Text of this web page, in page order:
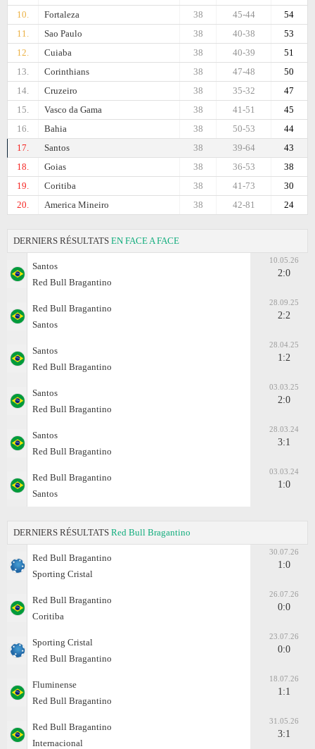
10.
Fortaleza 54
45-44
38
11.
Sao Paulo 53
40-38
38
12.
Cuiaba 51
40-39
38
13.
Corinthians 50
47-48
38
14.
Cruzeiro 47
35-32
38
15.
Vasco da Gama 45
41-51
38
16.
Bahia 44
50-53
38
17.
Santos 43
39-64
38
18.
Goias 38
36-53
38
19.
Coritiba 30
41-73
38
20.
Amеrica Mineiro 24
42-81
38
DERNIERS RÉSULTATS EN FACE A FACE
Santos
Red Bull Bragantino
10.05.26
2:0
Red Bull Bragantino
Santos
28.09.25
2:2
Santos
Red Bull Bragantino
28.04.25
1:2
Santos
Red Bull Bragantino
03.03.25
2:0
Santos
Red Bull Bragantino
28.03.24
3:1
Red Bull Bragantino
Santos
03.03.24
1:0
DERNIERS RÉSULTATS Red Bull Bragantino
Red Bull Bragantino
Sporting Cristal
30.07.26
1:0
Red Bull Bragantino
Coritiba
26.07.26
0:0
Sporting Cristal
Red Bull Bragantino
23.07.26
0:0
Fluminense
Red Bull Bragantino
18.07.26
1:1
Red Bull Bragantino
Internacional
31.05.26
3:1